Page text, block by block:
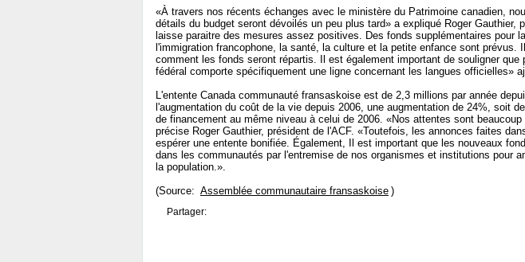
«À travers nos récents échanges avec le ministère du Patrimoine canadien,
détails du budget seront dévoilés un peu plus tard» a expliqué Roger Gauthier,
laisse paraitre des mesures assez positives. Des fonds supplémentaires pour
l'immigration francophone, la santé, la culture et la petite enfance sont prévus.
comment les fonds seront répartis. Il est également important de souligner que
fédéral comporte spécifiquement une ligne concernant les langues officielles»
L'entente Canada communauté fransaskoise est de 2,3 millions par année
l'augmentation du coût de la vie depuis 2006, une augmentation de 24%, soit
de financement au même niveau à celui de 2006. «Nos attentes sont
précise Roger Gauthier, président de l'ACF. «Toutefois, les annonces faites
espérer une entente bonifiée. Également, Il est important que les nouveaux
dans les communautés par l'entremise de nos organismes et institutions pour
la population.».
(Source: Assemblée communautaire fransaskoise )
Partager: